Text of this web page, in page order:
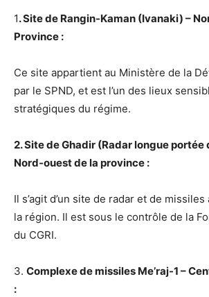
1. Site de Rangin-Kaman (Ivanaki) –
Province :
Ce site appartient au Ministère de la
par le SPND, et est l’un des lieux
stratégiques du régime.
2. Site de Ghadir (Radar longue portée
Nord-ouest de la province :
Il s’agit d’un site de radar et de
la région. Il est sous le contrôle de la
du CGRI.
3. Complexe de missiles Me’raj-1 –
: